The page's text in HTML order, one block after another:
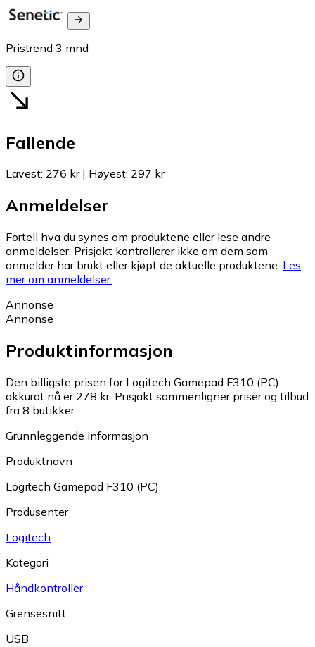
Pristrend 3 mnd
Fallende
Lavest: 276 kr| Høyest: 297 kr
Anmeldelser
Fortell hva du synes om produktene eller lese andre
anmeldelser. Prisjakt kontrollerer ikke om dem som
anmelder har brukt eller kjøpt de aktuelle produktene. Les
mer om anmeldelser.
Annonse
Annonse
Produktinformasjon
Den billigste prisen for Logitech Gamepad F310 (PC)
akkurat nå er 278 kr. Prisjakt sammenligner priser og tilbud
fra 8 butikker.
Grunnleggende informasjon
Produktnavn
Logitech Gamepad F310 (PC)
Produsenter
Logitech
Kategori
Håndkontroller
Grensesnitt
USB